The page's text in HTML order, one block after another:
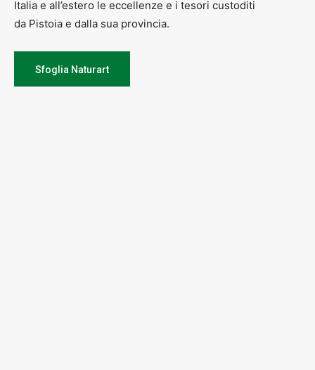
Italia e all’estero le eccellenze e i tesori custoditi
da Pistoia e dalla sua provincia.
Sfoglia Naturart